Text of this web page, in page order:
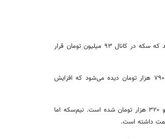
در حالی وارد روز پنج‌شنبه، سیزدهم شهریورماه شد که سکه در کانال ۹۳ میلیون تومان قرار
بررسی‌ها نشان می‌دهد سکه امامی امروز در بازار با قیمت ۹۳ میلیون و ۷۹۰ هزار تومان دیده می‌شود که افزایش
قیمت هر قطعه سکه‌بهار آزادی نیز با کاهش ۶۹۰ هزار تومانی، ۸۷ میلیون و ۳۲۰ هزار تومان شده است. نیم‌سکه اما